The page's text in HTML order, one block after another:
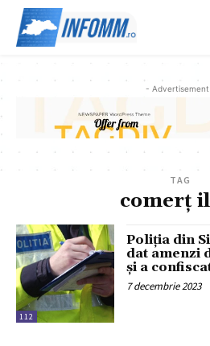
-
TAG
comerț
112
Poliția din
dat amenzi
și a
7 decembrie 2023